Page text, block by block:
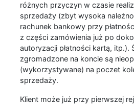
różnych przyczyn w czasie
sprzedaży (zbyt wysoka
rachunek bankowy przy
z części zamówienia już po
autoryzacji płatności kartą, itp.).
zgromadzone na koncie są
(wykorzystywane) na poczet
sprzedaży.
Klient może już przy pierwszej